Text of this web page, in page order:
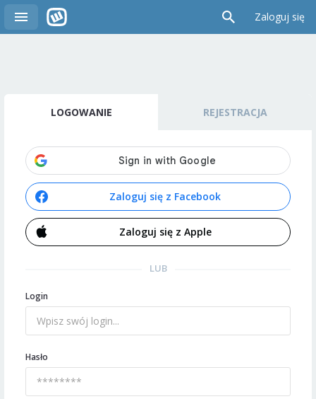
Zaloguj się
LOGOWANIE REJESTRACJA
Zaloguj się z Facebook
Zaloguj się z Apple
LUB
Login
Hasło